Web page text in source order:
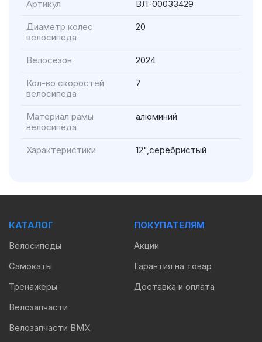
Артикул ВЛ-00033429
Диаметр колес
велосипеда
20
Велосезон 2024
Кол-во скоростей
велосипеда
7
Материал рамы
велосипеда
алюминий
Характеристики 12",серебристый
КАТАЛОГ
Велосипеды
Самокаты
Тренажеры
Велозапчасти
Велозапчасти BMX
ПОКУПАТЕЛЯМ
Акции
Гарантия на товар
Доставка и оплата